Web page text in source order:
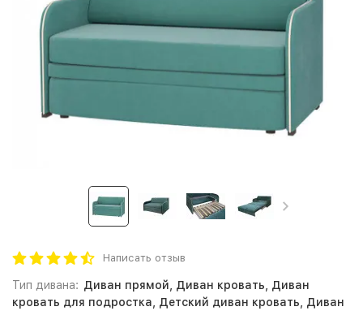
Написать отзыв
Тип дивана: Диван прямой, Диван кровать, Диван
кровать для подростка, Детский диван кровать, Диван